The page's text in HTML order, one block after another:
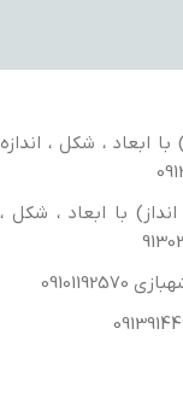
ابعاد ، شکل ، اندازه
با ابعاد ، شکل ،